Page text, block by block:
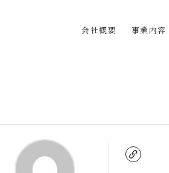
会社概要 事業内容